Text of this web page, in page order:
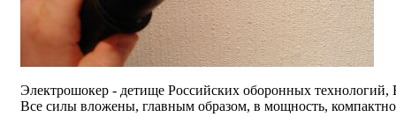
Электрошокер - детище Российских оборонных
Все силы вложены, главным образом, в мощность,